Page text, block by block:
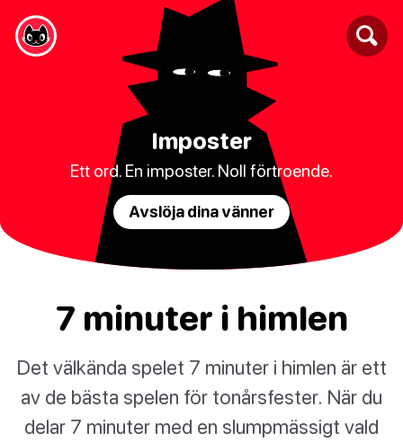
Imposter
Ett ord. En imposter. Noll förtroende.
Avslöja dina vänner
7 minuter i himlen
Det välkända spelet 7 minuter i himlen är ett
av de bästa spelen för tonårsfester. När du
delar 7 minuter med en slumpmässigt vald